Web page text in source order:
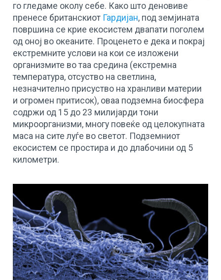
го гледаме околу себе. Како што деновиве
пренесе британскиот Гардијан, под земјината
површина се крие екосистем двапати поголем
од оној во океаните. Проценето е дека и покрај
екстремните услови на кои се изложени
организмите во таа средина (екстремна
температура, отсуство на светлина,
незначително присуство на хранливи материи
и огромен притисок), оваа подземна биосфера
содржи од 15 до 23 милијарди тони
микроорганизми, многу повеќе од целокупната
маса на сите луѓе во светот. Подземниот
екосистем се простира и до длабочини од 5
километри.